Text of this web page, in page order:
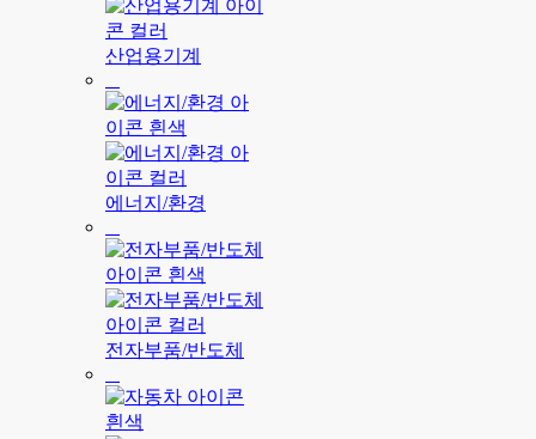
산업용기계
에너지/환경
전자부품/반도체